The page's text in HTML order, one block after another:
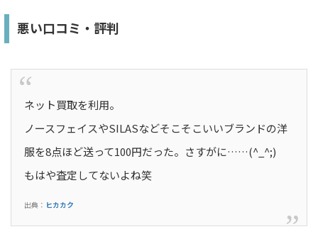
悪い口コミ・評判
ネット買取を利用。
ノースフェイスやSILASなどそこそこいいブランドの洋
服を8点ほど送って100円だった。さすがに……(^_^;)
もはや査定してないよね笑
出典： ヒカカク